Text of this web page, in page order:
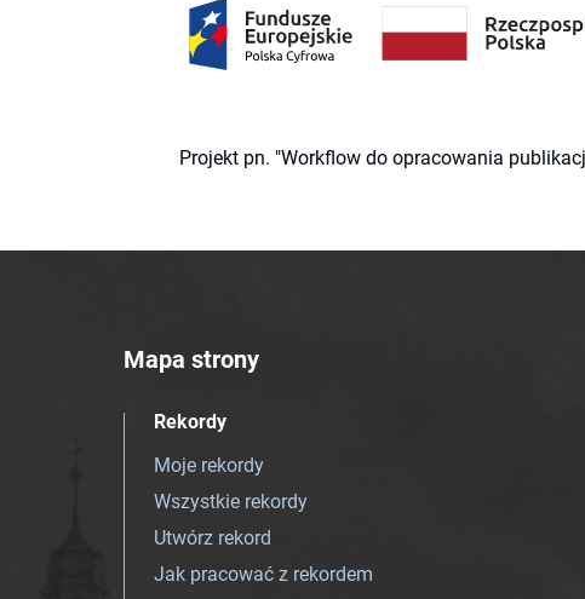
Projekt pn. "Workflow do opracowania
Mapa strony
Rekordy
Moje rekordy
Wszystkie rekordy
Utwórz rekord
Jak pracować z rekordem